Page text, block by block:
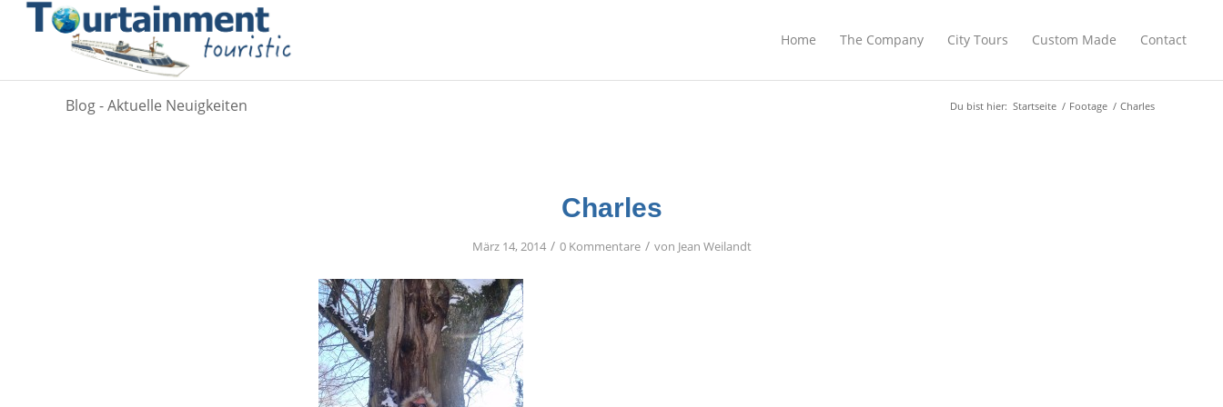
Home The Company City Tours Custom Made Contact
Blog - Aktuelle Neuigkeiten Du bist hier: Startseite / Footage / Charles
Charles
März 14, 2014 / 0 Kommentare / von Jean Weilandt